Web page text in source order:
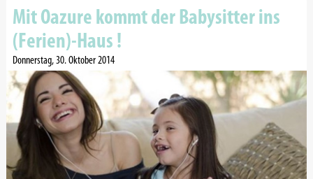
Mit Oazure kommt der Babysitter ins
(Ferien)-Haus !
Donnerstag, 30. Oktober 2014